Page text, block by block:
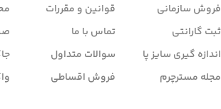
فروش سازمانی
ثبت گارانتی
اندازه گیری سایز پا
مجله مسترچرم
قوانین و مقررات
تماس با ما
سوالات متداول
فروش اقساطی